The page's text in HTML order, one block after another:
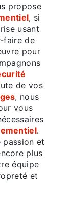
propose
, si
usant
faire de
pour
de vos
, nous
vous
.
et
plus
équipe
et